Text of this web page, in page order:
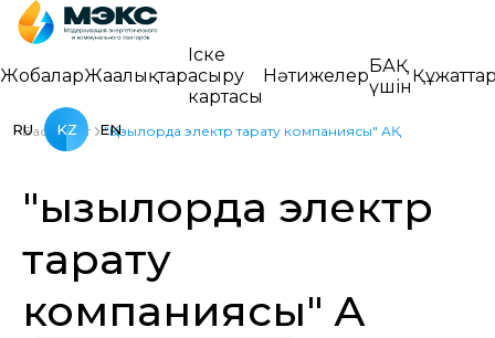
ЖобаларЖаңалықтар
Іске
асыру
картасы
НәтижелерБАҚ
үшін
RU KZ EN
Басты бет "Қызылорда электр тарату компаниясы" АҚ
"Қызылорда электр
тарату
компаниясы" АҚ